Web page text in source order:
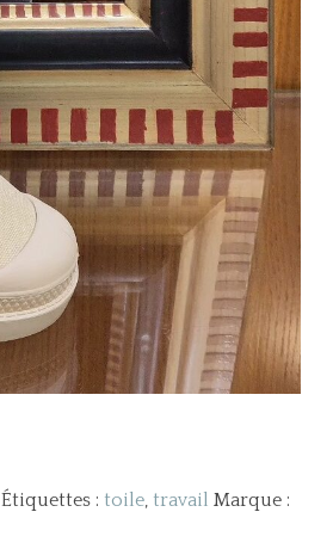
Étiquettes : toile, travail Marque :